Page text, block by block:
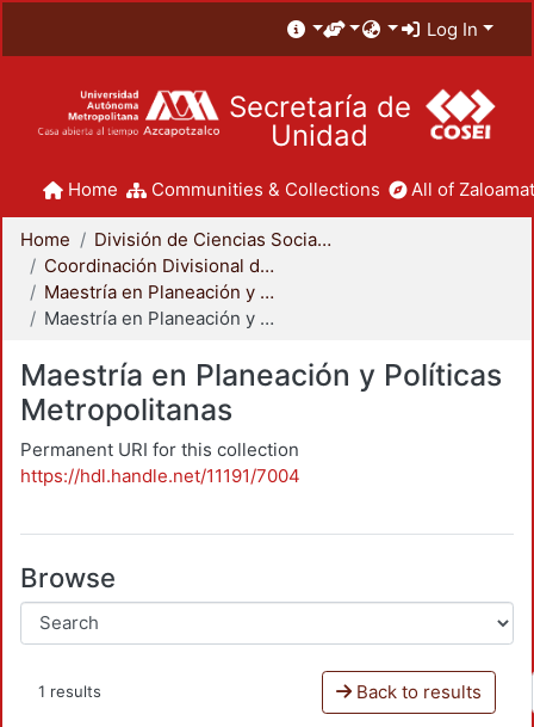
Log In
Secretaría de
Unidad
Home Communities & Collections All of
Home
División de Ciencias Sociales y Humanidades
Coordinación Divisional de Posgrado
Maestría en Planeación y Políticas Metropolitanas
Maestría en Planeación y Políticas Metropolitanas
Maestría en Planeación y Políticas
Metropolitanas
Permanent URI for this collection
https://hdl.handle.net/11191/7004
Browse
1 results Back to results